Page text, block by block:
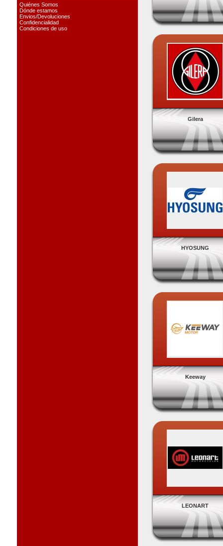
Quiénes Somos
Dónde estamos
Envios/Devoluciones
Confidencialidad
Condiciones de uso
Gilera
HYOSUNG
Keeway
LEONART